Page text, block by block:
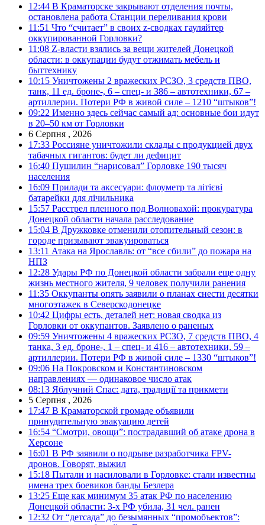
12:44 В Краматорске закрывают отделения почты,
остановлена работа Станции переливания крови
11:51 Что “считает” в своих z-сводках гауляйтер
оккупированной Горловки?
11:08 Z-власти взялись за вещи жителей Донецкой
области: в оккупации будут отжимать мебель и
быттехнику
10:15 Уничтожены 2 вражеских РСЗО, 3 средств ПВО,
танк, 11 ед. броне-, 6 – спец- и 386 – автотехники, 67 –
артиллерии. Потери РФ в живой силе – 1210 “штыков”!
09:22 Именно здесь сейчас самый ад: основные бои идут
в 20–50 км от Горловки
6 Серпня , 2026
17:33 Россияне уничтожили склады с продукцией двух
табачных гигантов: будет ли дефицит
16:40 Пушилин “нарисовал” Горловке 190 тысяч
населения
16:09 Прилади та аксесуари: флоуметр та літієві
батарейки для лічильника
15:57 Расстрел пленного под Волновахой: прокуратура
Донецкой области начала расследование
15:04 В Дружковке отменили отопительный сезон: в
городе призывают эвакуироваться
13:11 Атака на Ярославль: от “все сбили” до пожара на
НПЗ
12:28 Удары РФ по Донецкой области забрали еще одну
жизнь местного жителя, 9 человек получили ранения
11:35 Оккупанты опять заявили о планах снести десятки
многоэтажек в Северскодонецке
10:42 Цифры есть, деталей нет: новая сводка из
Горловки от оккупантов. Заявлено о раненых
09:59 Уничтожены 4 вражеских РСЗО, 7 средств ПВО, 4
танка, 3 ед. броне-, 1 – спец- и 416 – автотехники, 59 –
артиллерии. Потери РФ в живой силе – 1330 “штыков”!
09:06 На Покровском и Константиновском
направлениях — одинаковое число атак
08:13 Яблучний Спас: дата, традиції та прикмети
5 Серпня , 2026
17:47 В Краматорской громаде объявили
принудительную эвакуацию детей
16:54 “Смотри, овощи”: пострадавший об атаке дрона в
Херсоне
16:01 В РФ заявили о подрыве разработчика FPV-
дронов. Говорят, выжил
15:18 Пытали и насиловали в Горловке: стали известны
имена трех боевиков банды Безлера
13:25 Еще как минимум 35 атак РФ по населению
Донецкой области: 3-х РФ убила, 31 чел. ранен
12:32 От “детсада” до безымянных “промобъектов”: